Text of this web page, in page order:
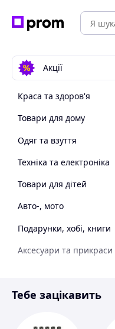
Акції
Краса та здоров'я
Товари для дому
Одяг та взуття
Техніка та електроніка
Товари для дітей
Авто-, мото
Подарунки, хобі, книги
Аксесуари та прикраси
Спорт і відпочинок
Тебе зацікавить